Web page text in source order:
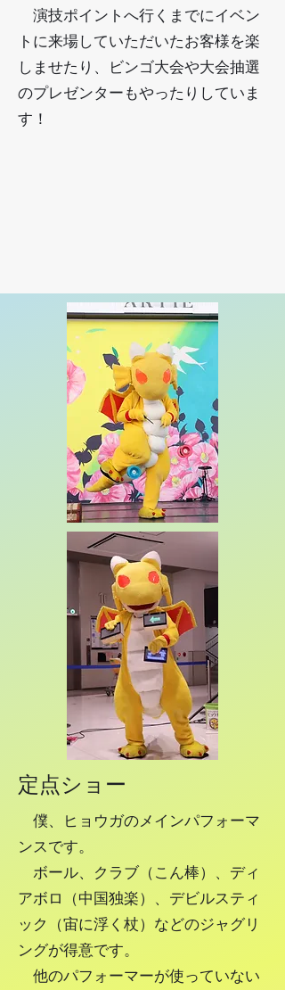
​ 演技ポイントへ行くまでにイベン
トに来場していただいたお客様を楽
しませたり、ビンゴ大会や大会抽選
のプレゼンターもやったりしていま
す！
定点ショー
​僕、ヒョウガのメインパフォーマ
ンスです。
​ ボール、クラブ（こん棒）、ディ
アボロ（中国独楽）、デビルスティ
ック（宙に浮く杖）などのジャグリ
ングが得意です。
他のパフォーマーが使っていない